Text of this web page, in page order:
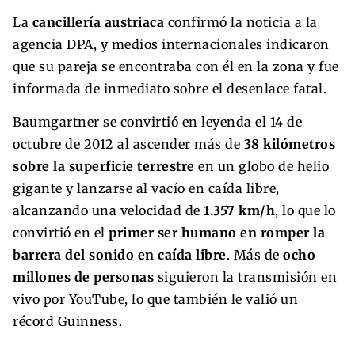
La cancillería austriaca confirmó la noticia a la
agencia DPA, y medios internacionales indicaron
que su pareja se encontraba con él en la zona y fue
informada de inmediato sobre el desenlace fatal.
Baumgartner se convirtió en leyenda el 14 de
octubre de 2012 al ascender más de 38 kilómetros
sobre la superficie terrestre en un globo de helio
gigante y lanzarse al vacío en caída libre,
alcanzando una velocidad de 1.357 km/h, lo que lo
convirtió en el primer ser humano en romper la
barrera del sonido en caída libre. Más de ocho
millones de personas siguieron la transmisión en
vivo por YouTube, lo que también le valió un
récord Guinness.